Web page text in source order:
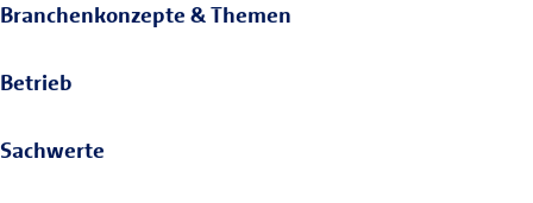
Branchenkonzepte & Themen
Betrieb
Sachwerte